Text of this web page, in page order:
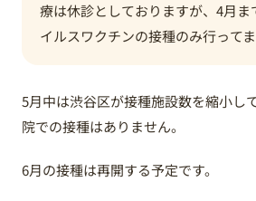
療は休診としておりますが、4月ま
イルスワクチンの接種のみ行ってま
5月中は渋谷区が接種施設数を縮小し
院での接種はありません。
6月の接種は再開する予定です。